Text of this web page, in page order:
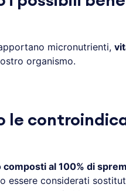
micronutrienti,
organismo.
le
composti al 100% di
essere considerati